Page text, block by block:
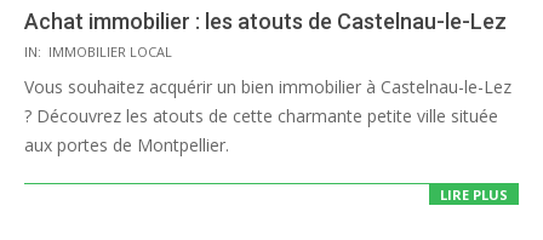
Achat immobilier : les atouts de Castelnau-le-Lez
2020-
08-
06
IN: IMMOBILIER LOCAL
Vous souhaitez acquérir un bien immobilier à Castelnau-le-Lez
? Découvrez les atouts de cette charmante petite ville située
aux portes de Montpellier.
LIRE PLUS